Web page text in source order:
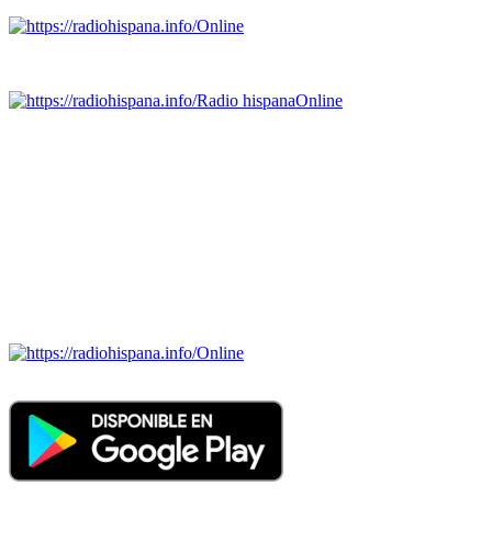
Online
Radio hispanaOnline
Online